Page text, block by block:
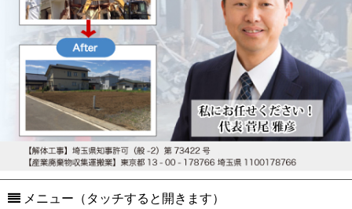
メニュー（タッチすると開きます）